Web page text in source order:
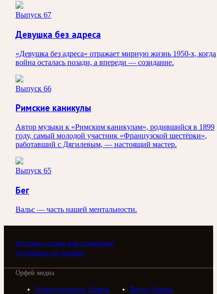
Выпуск 67
Девушка без адреса
«Девушка без адреса» отражает мирную жизнь 1950-х, когда
война осталась позади, а впереди — созидание.
Выпуск 66
Римские каникулы
Автор музыки к «Римским каникулам», родившийся в 1899
году, самый молодой участник «Французской шестёрки»,
работавший с Дягилевым, — настоящий мастер.
Выпуск 65
Бег
Вальс — часть нашей ментальности.
Оставить отзыв или пожелание
Сообщить об ошибке
Орфей медиа
Телерадиоцентр Орфей
Видео Орфей